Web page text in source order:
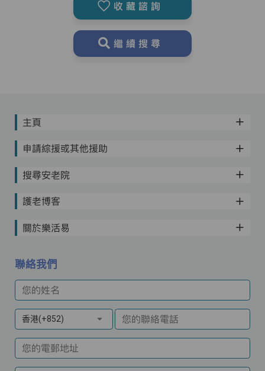
收藏諮詢
繼續搜尋
主頁
申請綜援或其他援助
搜尋安老院
護老博客
關於樂活易
聯絡我們
您的姓名
香港(+852) 您的聯絡電話
您的電郵地址